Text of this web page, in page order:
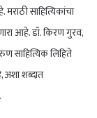
साहित्यिकांचा
आहे. डॉ. किरण गुरव,
साहित्यिक लिहिते
अशा शब्दात